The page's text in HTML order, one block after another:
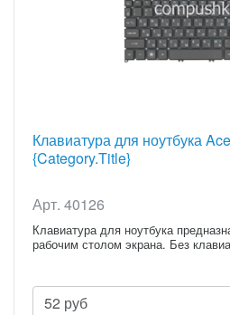
Клавиатура для ноутбука
{Category.Title}
Арт. 40126
Клавиатура для ноутбука
рабочим столом экрана. Без
52 руб